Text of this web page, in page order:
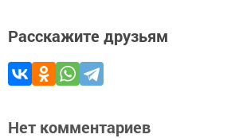
Расскажите друзьям
Нет комментариев